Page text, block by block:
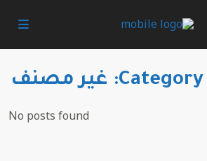
Category غير مصنف
No posts found